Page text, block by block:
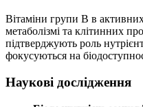
Вітаміни групи B в
метаболізмі та клітинних
підтверджують роль
фокусуються на
Наукові дослідження